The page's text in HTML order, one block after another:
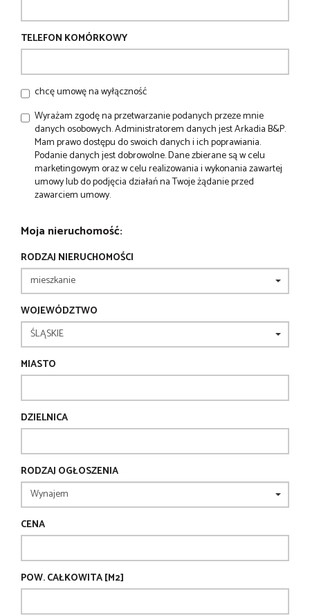
TELEFON KOMÓRKOWY
chcę umowę na wyłączność
Wyrażam zgodę na przetwarzanie podanych przeze mnie
danych osobowych. Administratorem danych jest Arkadia B&P.
Mam prawo dostępu do swoich danych i ich poprawiania.
Podanie danych jest dobrowolne. Dane zbierane są w celu
marketingowym oraz w celu realizowania i wykonania zawartej
umowy lub do podjęcia działań na Twoje żądanie przed
zawarciem umowy.
Moja nieruchomość:
RODZAJ NIERUCHOMOŚCI
WOJEWÓDZTWO
MIASTO
DZIELNICA
RODZAJ OGŁOSZENIA
CENA
POW. CAŁKOWITA [M2]